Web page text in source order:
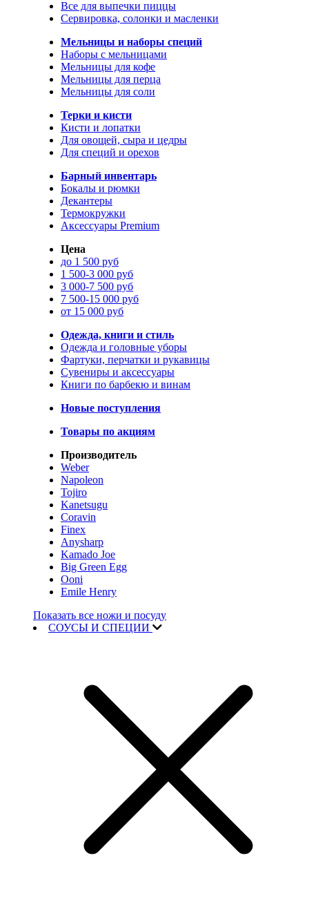
Все для выпечки пиццы
Сервировка, солонки и масленки
Мельницы и наборы специй
Наборы с мельницами
Мельницы для кофе
Мельницы для перца
Мельницы для соли
Терки и кисти
Кисти и лопатки
Для овощей, сыра и цедры
Для специй и орехов
Барный инвентарь
Бокалы и рюмки
Декантеры
Термокружки
Аксессуары Premium
Цена
до 1 500 руб
1 500-3 000 руб
3 000-7 500 руб
7 500-15 000 руб
от 15 000 руб
Одежда, книги и стиль
Одежда и головные уборы
Фартуки, перчатки и рукавицы
Сувениры и аксессуары
Книги по барбекю и винам
Новые поступления
Товары по акциям
Производитель
Weber
Napoleon
Tojiro
Kanetsugu
Coravin
Finex
Anysharp
Kamado Joe
Big Green Egg
Ooni
Emile Henry
Показать все ножи и посуду
СОУСЫ И СПЕЦИИ